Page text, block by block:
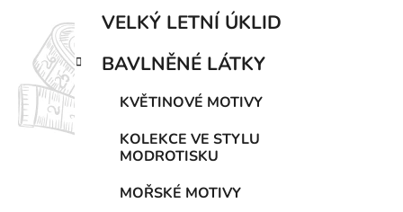
o
s
t
r
a
Přeskočit
kategorie
a
t
e
g
o
r
VELKÝ LETNÍ ÚKLID
BAVLNĚNÉ LÁTKY
KVĚTINOVÉ MOTIVY
KOLEKCE VE STYLU
MODROTISKU
MOŘSKÉ MOTIVY